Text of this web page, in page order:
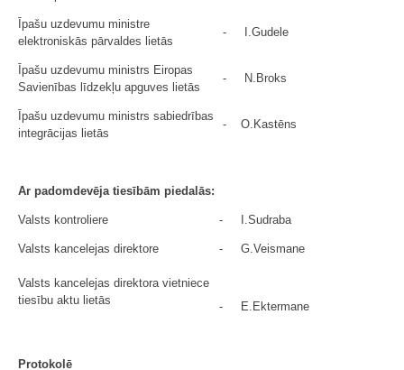
Īpašu uzdevumu ministre
elektroniskās pārvaldes lietās
- I.Gudele
Īpašu uzdevumu ministrs Eiropas
Savienības līdzekļu apguves lietās
- N.Broks
Īpašu uzdevumu ministrs sabiedrības
integrācijas lietās
- O.Kastēns
Ar padomdevēja tiesībām piedalās:
Valsts kontroliere - I.Sudraba
Valsts kancelejas direktore - G.Veismane
Valsts kancelejas direktora vietniece
tiesību aktu lietās
- E.Ektermane
Protokolē